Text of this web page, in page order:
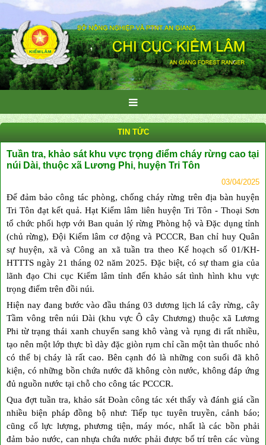
TIN TỨC
Tuần tra, khảo sát khu vực trọng điểm cháy rừng cao tại
núi Dài, thuộc xã Lương Phi, huyện Tri Tôn
03/04/2025
Để đảm bảo công tác phòng, chống cháy rừng trên địa bàn huyện
Tri Tôn đạt kết quả. Hạt Kiểm lâm liên huyện Tri Tôn - Thoại Sơn
tổ chức phối hợp với Ban quản lý rừng Phòng hộ và Đặc dụng tỉnh
(chủ rừng), Đội Kiểm lâm cơ động và PCCCR, Ban chỉ huy Quân
sự huyện, xã và Công an xã tuần tra theo Kế hoạch số 01/KH-
HTTTS ngày 21 tháng 02 năm 2025. Đặc biệt, có sự tham gia của
lãnh đạo Chi cục Kiểm lâm tỉnh đến khảo sát tình hình khu vực
trọng điểm trên đồi núi.
Hiện nay đang bước vào đầu tháng 03 dương lịch lá cây rừng, cây
Tầm vông trên núi Dài (khu vực Ô cây Chương) thuộc xã Lương
Phi từ trạng thái xanh chuyển sang khô vàng và rụng đi rất nhiều,
tạo nên một lớp thực bì dày đặc giòn rụm chỉ cần một tàn thuốc nhỏ
có thể bị cháy là rất cao. Bên cạnh đó là những con suối đã khô
kiện, có những bồn chứa nước đã không còn nước, không đáp ứng
đủ nguồn nước tại chỗ cho công tác PCCCR.
Qua đợt tuần tra, khảo sát Đoàn công tác xét thấy và đánh giá cần
nhiều biện pháp đồng bộ như: Tiếp tục tuyên truyền, cảnh báo;
cũng cố lực lượng, phương tiện, máy móc, nhất là các bồn phải
đảm bảo nước, can nhựa chứa nước phải được bố trí trên các vùng